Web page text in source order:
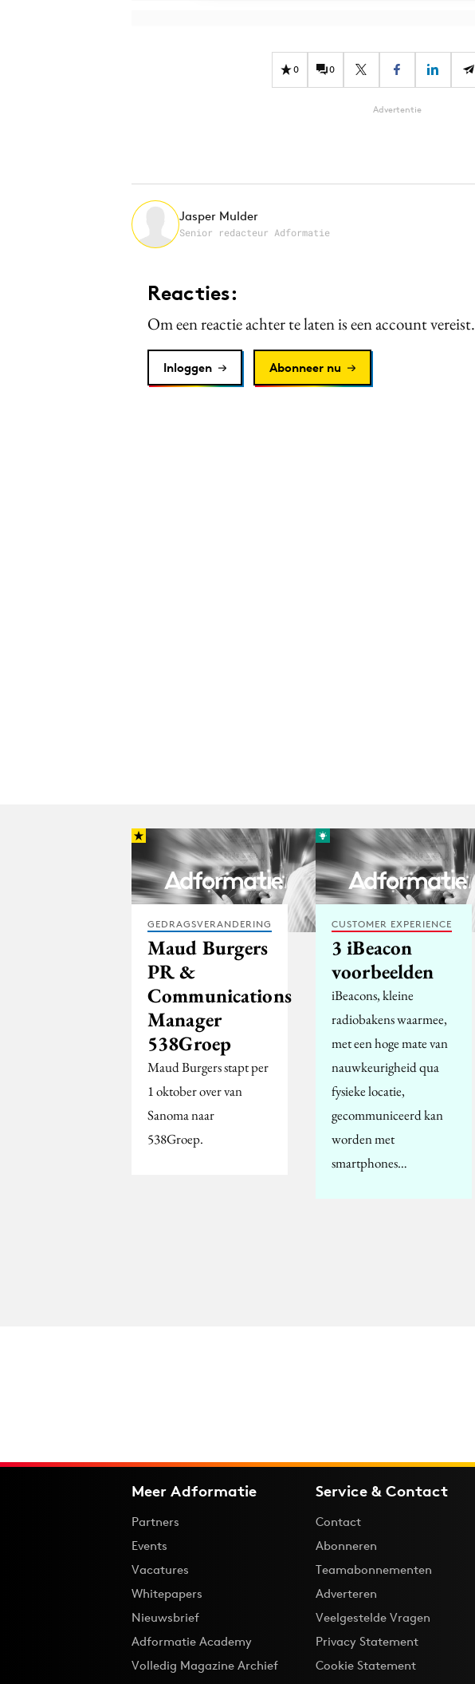
0 0
Advertentie
Jasper Mulder
Senior redacteur Adformatie
Reacties:
Om een reactie achter te laten is een account vereist.
Inloggen Abonneer nu
GEDRAGSVERANDERING
Maud Burgers
PR &
Communications
Manager
538Groep
Maud Burgers stapt per
1 oktober over van
Sanoma naar
538Groep.
CUSTOMER EXPERIENCE
3 iBeacon
voorbeelden
iBeacons, kleine
radiobakens waarmee,
met een hoge mate van
nauwkeurigheid qua
fysieke locatie,
gecommuniceerd kan
worden met
smartphones…
Meer Adformatie
Partners
Events
Vacatures
Whitepapers
Nieuwsbrief
Adformatie Academy
Volledig Magazine Archief
Service & Contact
Contact
Abonneren
Teamabonnementen
Adverteren
Veelgestelde Vragen
Privacy Statement
Cookie Statement